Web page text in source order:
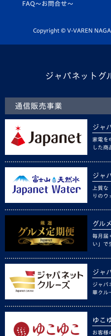
平和祈念活動
ホームタウン活動
FAQ〜お問合せ〜
Copyright © V-VAREN
ジャパネットグ
通信販売事業
ジャ
家電を
した商
ジャ
上質
りのウ
グル
毎月届
い」で
ジャ
ジャパ
華クル
ゆこ
お客様